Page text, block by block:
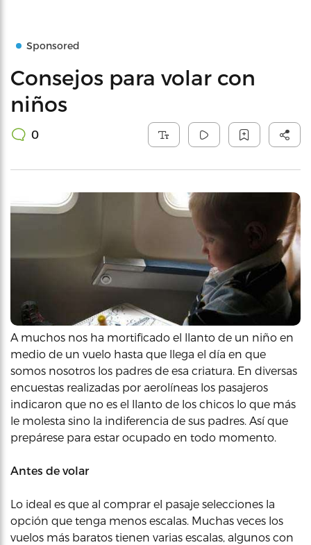
Sponsored
Consejos para volar con
niños
0
A muchos nos ha mortificado el llanto de un niño en
medio de un vuelo hasta que llega el día en que
somos nosotros los padres de esa criatura. En diversas
encuestas realizadas por aerolíneas los pasajeros
indicaron que no es el llanto de los chicos lo que más
le molesta sino la indiferencia de sus padres. Así que
prepárese para estar ocupado en todo momento.
Antes de volar
Lo ideal es que al comprar el pasaje selecciones la
opción que tenga menos escalas. Muchas veces los
vuelos más baratos tienen varias escalas, algunos con